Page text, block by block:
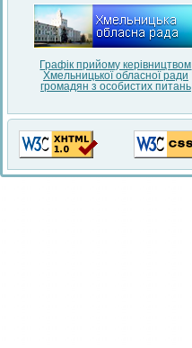
Графік прийому керівництвом
Хмельницької обласної ради
громадян з особистих питань